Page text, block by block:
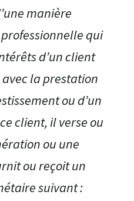
manière
qui
d’un client
la prestation
ou d’un
client, il verse ou
ou une
ou reçoit un
suivant :